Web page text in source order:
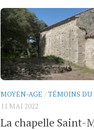
MOYEN-AGE /TÉMOINS DU
11 MAI 2022
La chapelle Saint-